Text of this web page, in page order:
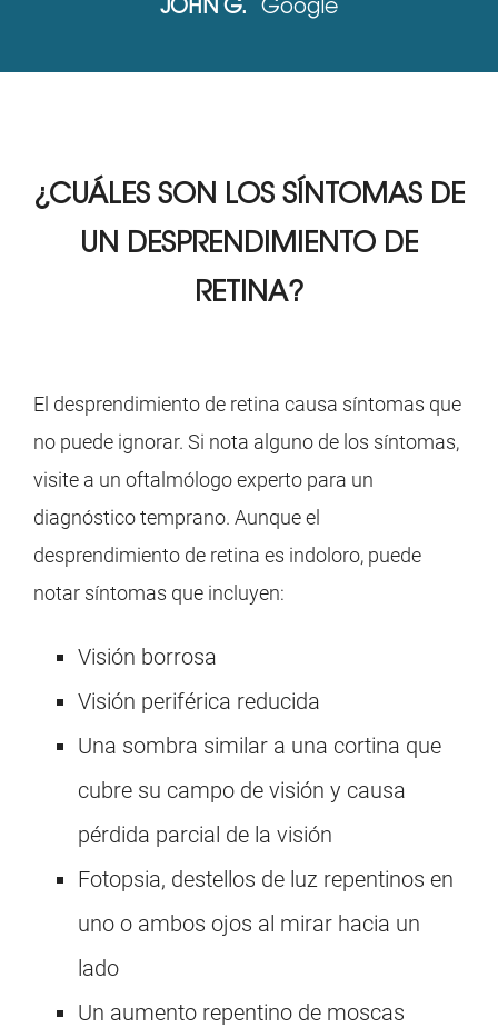
JOHN G. Google
¿CUÁLES SON LOS SÍNTOMAS DE
UN DESPRENDIMIENTO DE
RETINA?
El desprendimiento de retina causa síntomas que
no puede ignorar. Si nota alguno de los síntomas,
visite a un oftalmólogo experto para un
diagnóstico temprano. Aunque el
desprendimiento de retina es indoloro, puede
notar síntomas que incluyen:
Visión borrosa
Visión periférica reducida
Una sombra similar a una cortina que
cubre su campo de visión y causa
pérdida parcial de la visión
Fotopsia, destellos de luz repentinos en
uno o ambos ojos al mirar hacia un
lado
Un aumento repentino de moscas